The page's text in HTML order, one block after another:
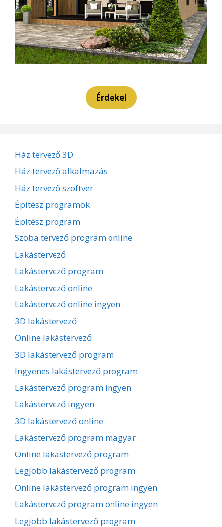
Érdekel
Ház tervező 3D
Ház tervező alkalmazás
Ház tervező szoftver
Építész programok
Építész program
Szoba tervező program online
Lakástervező
Lakástervező program
Lakástervező online
Lakástervező online ingyen
3D lakástervező
Online lakástervező
3D lakástervező program
Ingyenes lakástervező program
Lakástervező program ingyen
Lakástervező ingyen
3D lakástervező online
Lakástervező program magyar
Online lakástervező program
Legjobb lakástervező program
Online lakástervező program ingyen
Lakástervező program online ingyen
Legjobb lakástervező program